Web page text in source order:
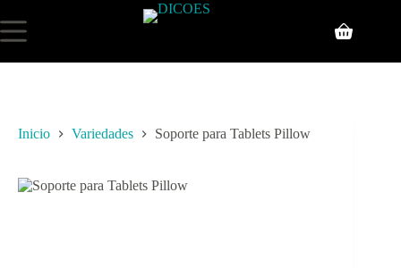
Inicio Variedades Soporte para Tablets Pillow